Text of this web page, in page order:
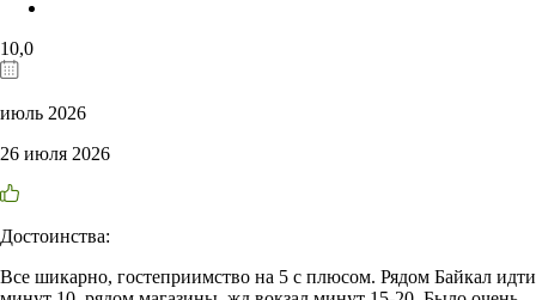
10,0
июль 2026
26 июля 2026
Достоинства:
Все шикарно, гостеприимство на 5 с плюсом. Рядом Байкал идти